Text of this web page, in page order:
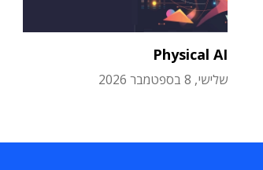
Physical AI
שלישי, 8 בספטמבר 2026